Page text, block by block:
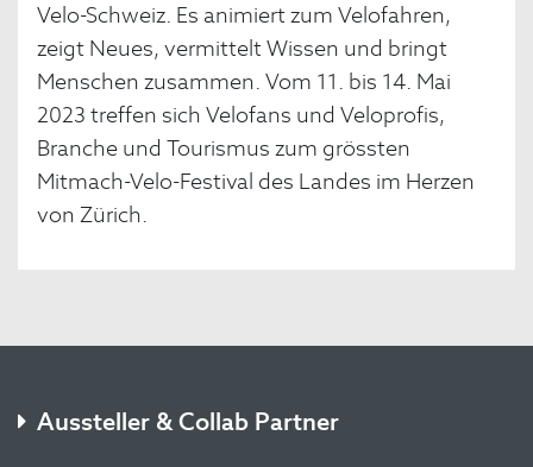
Velo-Schweiz. Es animiert zum Velofahren,
zeigt Neues, vermittelt Wissen und bringt
Menschen zusammen. Vom 11. bis 14. Mai
2023 treffen sich Velofans und Veloprofis,
Branche und Tourismus zum grössten
Mitmach-Velo-Festival des Landes im Herzen
von Zürich.
Aussteller & Collab Partner